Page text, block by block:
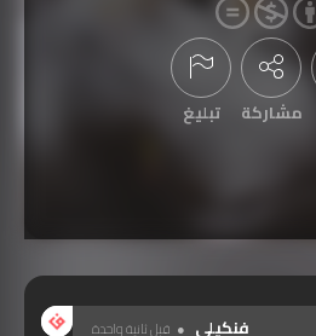
مشاركة تبليغ
فنكيلي قبل ثانية واحدة